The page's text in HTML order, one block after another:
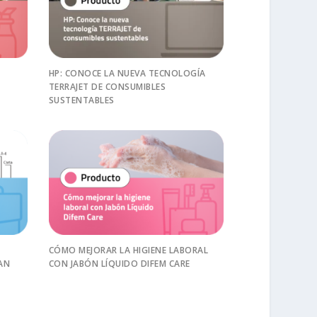
HP: CONOCE LA NUEVA TECNOLOGÍA
TERRAJET DE CONSUMIBLES
SUSTENTABLES
CÓMO MEJORAR LA HIGIENE LABORAL
CON JABÓN LÍQUIDO DIFEM CARE